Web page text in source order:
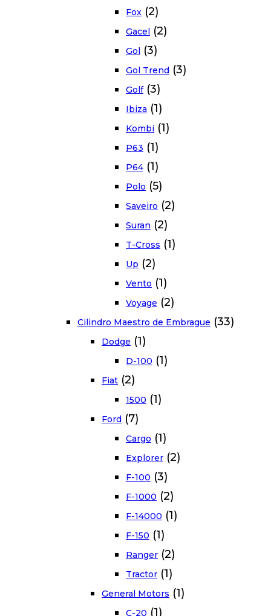
Fox (2)
Gacel (2)
Gol (3)
Gol Trend (3)
Golf (3)
Ibiza (1)
Kombi (1)
P63 (1)
P64 (1)
Polo (5)
Saveiro (2)
Suran (2)
T-Cross (1)
Up (2)
Vento (1)
Voyage (2)
Cilindro Maestro de Embrague (33)
Dodge (1)
D-100 (1)
Fiat (2)
1500 (1)
Ford (7)
Cargo (1)
Explorer (2)
F-100 (3)
F-1000 (2)
F-14000 (1)
F-150 (1)
Ranger (2)
Tractor (1)
General Motors (1)
C-20 (1)